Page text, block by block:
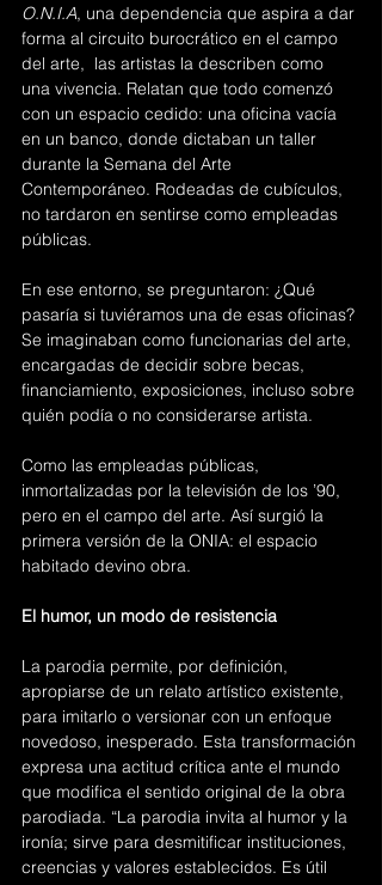
O.N.I.A, una dependencia que aspira a dar
forma al circuito burocrático en el campo
del arte,  las artistas la describen como
una vivencia. Relatan que todo comenzó
con un espacio cedido: una oficina vacía
en un banco, donde dictaban un taller
durante la Semana del Arte
Contemporáneo. Rodeadas de cubículos,
no tardaron en sentirse como empleadas
públicas.
En ese entorno, se preguntaron: ¿Qué
pasaría si tuviéramos una de esas oficinas?
Se imaginaban como funcionarias del arte,
encargadas de decidir sobre becas,
financiamiento, exposiciones, incluso sobre
quién podía o no considerarse artista.
Como las empleadas públicas,
inmortalizadas por la televisión de los ’90,
pero en el campo del arte. Así surgió la
primera versión de la ONIA: el espacio
habitado devino obra.
El humor, un modo de resistencia
La parodia permite, por definición,
apropiarse de un relato artístico existente,
para imitarlo o versionar con un enfoque
novedoso, inesperado. Esta transformación
expresa una actitud crítica ante el mundo
que modifica el sentido original de la obra
parodiada. “La parodia invita al humor y la
ironía; sirve para desmitificar instituciones,
creencias y valores establecidos. Es útil